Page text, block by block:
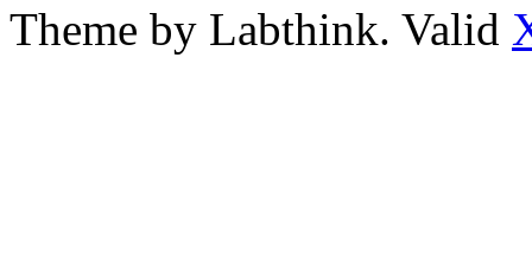
Theme by Labthink. Valid